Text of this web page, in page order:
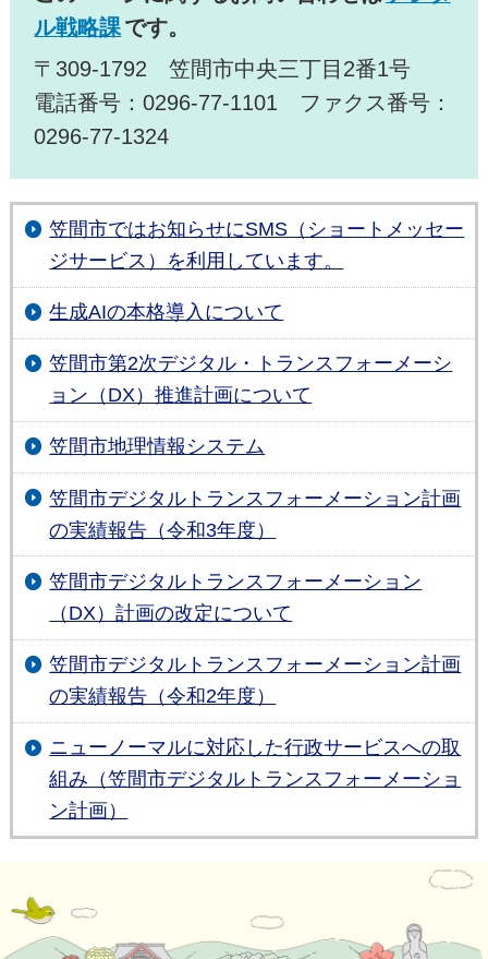
ル戦略課です。
〒309-1792 笠間市中央三丁目2番1号
電話番号：0296-77-1101 ファクス番号：
0296-77-1324
笠間市ではお知らせにSMS（ショートメッセー
ジサービス）を利用しています。
生成AIの本格導入について
笠間市第2次デジタル・トランスフォーメーシ
ョン（DX）推進計画について
笠間市地理情報システム
笠間市デジタルトランスフォーメーション計画
の実績報告（令和3年度）
笠間市デジタルトランスフォーメーション
（DX）計画の改定について
笠間市デジタルトランスフォーメーション計画
の実績報告（令和2年度）
ニューノーマルに対応した行政サービスへの取
組み（笠間市デジタルトランスフォーメーショ
ン計画）